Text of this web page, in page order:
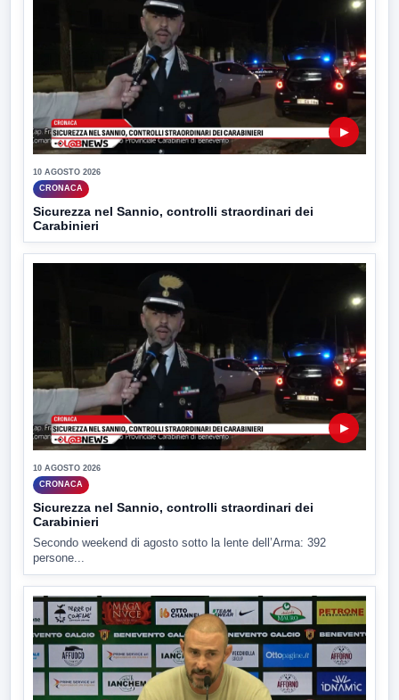
▶
10 AGOSTO 2026
CRONACA
Sicurezza nel Sannio, controlli straordinari dei
Carabinieri
▶
10 AGOSTO 2026
CRONACA
Sicurezza nel Sannio, controlli straordinari dei
Carabinieri
Secondo weekend di agosto sotto la lente dell’Arma: 392
persone...